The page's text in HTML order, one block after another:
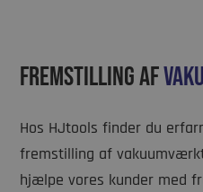
Fremstilling af
Hos HJtools finder du
fremstilling af
hjælpe vores kunder med